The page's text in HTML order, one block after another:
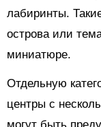
лабиринты.
острова или
миниатюре.
Отдельную
центры с